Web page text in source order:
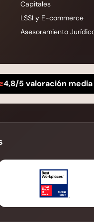
Capitales
LSSI y E-commerce
Asesoramiento
4,8/5 valoración media